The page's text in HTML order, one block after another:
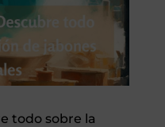
todo sobre la